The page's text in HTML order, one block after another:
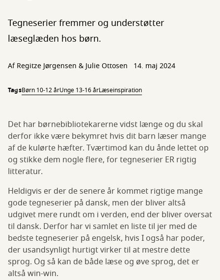
Tegneserier fremmer og understøtter
læseglæden hos børn.
Af Regitze Jørgensen & Julie Ottosen 14. maj 2024
TagsBørn 10-12 årUnge 13-16 årLæseinspiration
Det har børnebibliotekarerne vidst længe og du skal
derfor ikke være bekymret hvis dit barn læser mange
af de kulørte hæfter. Tværtimod kan du ånde lettet op
og stikke dem nogle flere, for tegneserier ER rigtig
litteratur.
Heldigvis er der de senere år kommet rigtige mange
gode tegneserier på dansk, men der bliver altså
udgivet mere rundt om i verden, end der bliver oversat
til dansk. Derfor har vi samlet en liste til jer med de
bedste tegneserier på engelsk, hvis I også har poder,
der usandsynligt hurtigt virker til at mestre dette
sprog. Og så kan de både læse og øve sprog, det er
altså win-win.